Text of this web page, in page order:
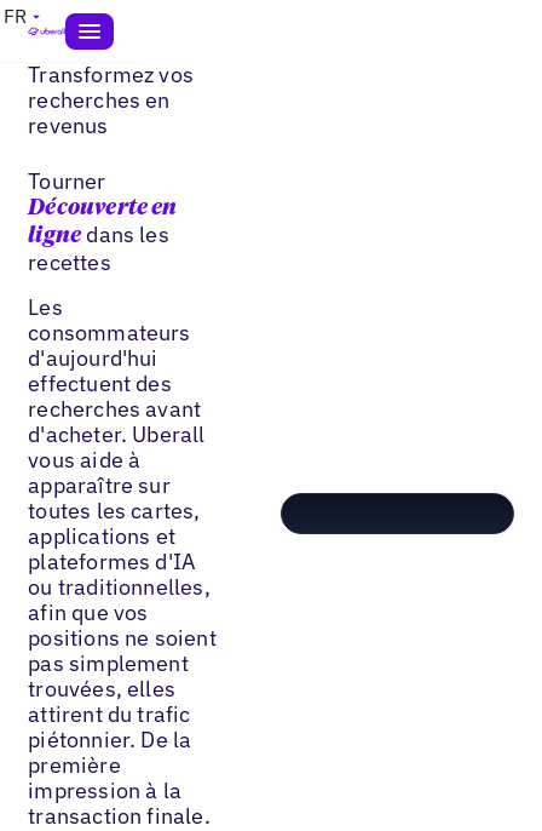
FR
Transformez vos
recherches en
revenus
Tourner
Découverte en
ligne dans les
recettes
Les
consommateurs
d'aujourd'hui
effectuent des
recherches avant
d'acheter. Uberall
vous aide à
apparaître sur
toutes les cartes,
applications et
plateformes d'IA
ou traditionnelles,
afin que vos
positions ne soient
pas simplement
trouvées, elles
attirent du trafic
piétonnier. De la
première
impression à la
transaction finale.